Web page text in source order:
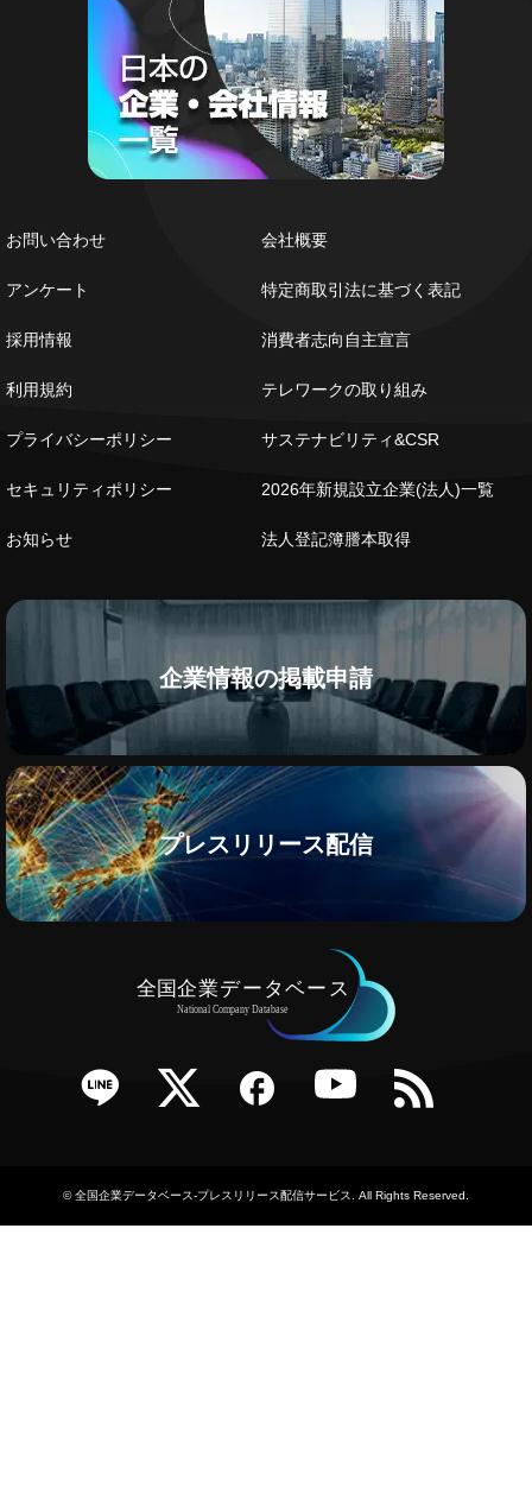
お問い合わせ
アンケート
採用情報
利用規約
プライバシーポリシー
セキュリティポリシー
お知らせ
会社概要
特定商取引法に基づく表記
消費者志向自主宣言
テレワークの取り組み
サステナビリティ&CSR
2026年新規設立企業(法人)一覧
法人登記簿謄本取得
企業情報の掲載申請
プレスリリース配信
Twitter Facebook YouTube RSS
©全国企業データベース-プレスリリース配信サービス . All Rights Reserved.